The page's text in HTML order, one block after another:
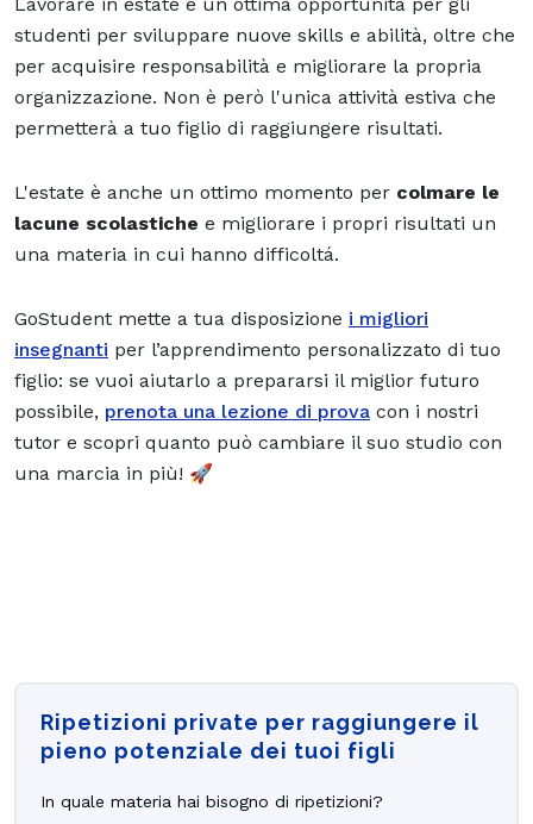
studenti per sviluppare nuove skills e abilità, oltre che
per acquisire responsabilità e migliorare la propria
organizzazione. Non è però l'unica attività estiva che
permetterà a tuo figlio di raggiungere risultati.
L'estate è anche un ottimo momento per colmare le
lacune scolastiche e migliorare i propri risultati un
una materia in cui hanno difficoltá.
GoStudent mette a tua disposizione i migliori
insegnanti per l’apprendimento personalizzato di tuo
figlio: se vuoi aiutarlo a prepararsi il miglior futuro
possibile, prenota una lezione di prova con i nostri
tutor e scopri quanto può cambiare il suo studio con
una marcia in più! 🚀
Ripetizioni private per raggiungere il
pieno potenziale dei tuoi figli
In quale materia hai bisogno di ripetizioni?